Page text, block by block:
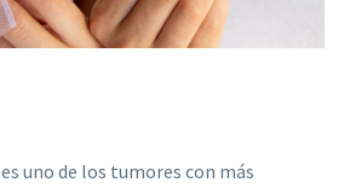
es uno de los tumores con más